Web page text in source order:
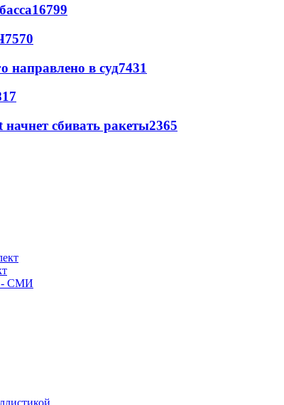
16799
7570
направлено в суд7431
сбивать ракеты2365
- СМИ